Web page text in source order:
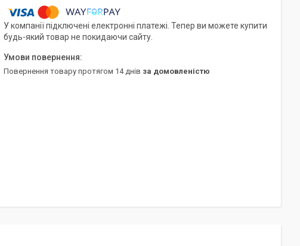
У компанії підключені електронні платежі. Тепер ви можете купити
будь-який товар не покидаючи сайту.
повернення товару протягом 14 днів за домовленістю